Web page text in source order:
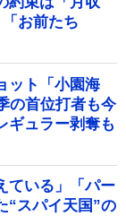
お前たち
ット「小園海
の首位打者も今
ュラー剥奪も
ている」「パー
“スパイ天国”の